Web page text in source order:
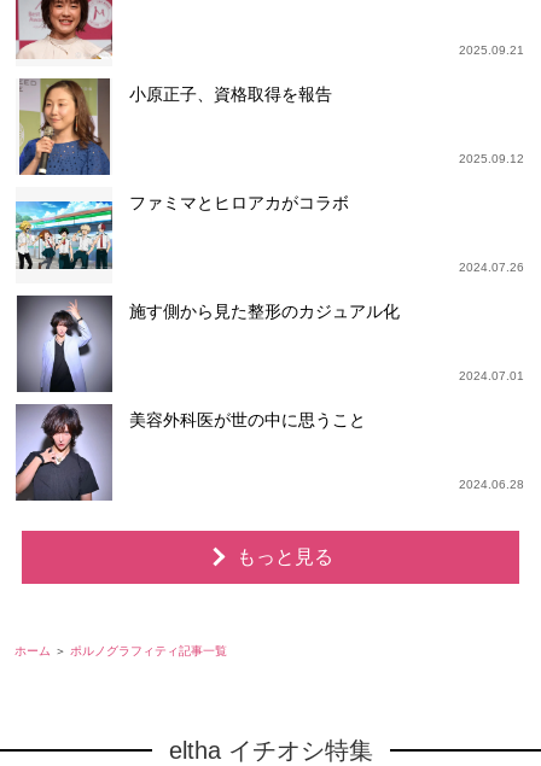
2025.09.21
小原正子、資格取得を報告
2025.09.12
ファミマとヒロアカがコラボ
2024.07.26
施す側から見た整形のカジュアル化
2024.07.01
美容外科医が世の中に思うこと
2024.06.28
もっと見る
ホーム ポルノグラフィティ記事一覧
eltha イチオシ特集